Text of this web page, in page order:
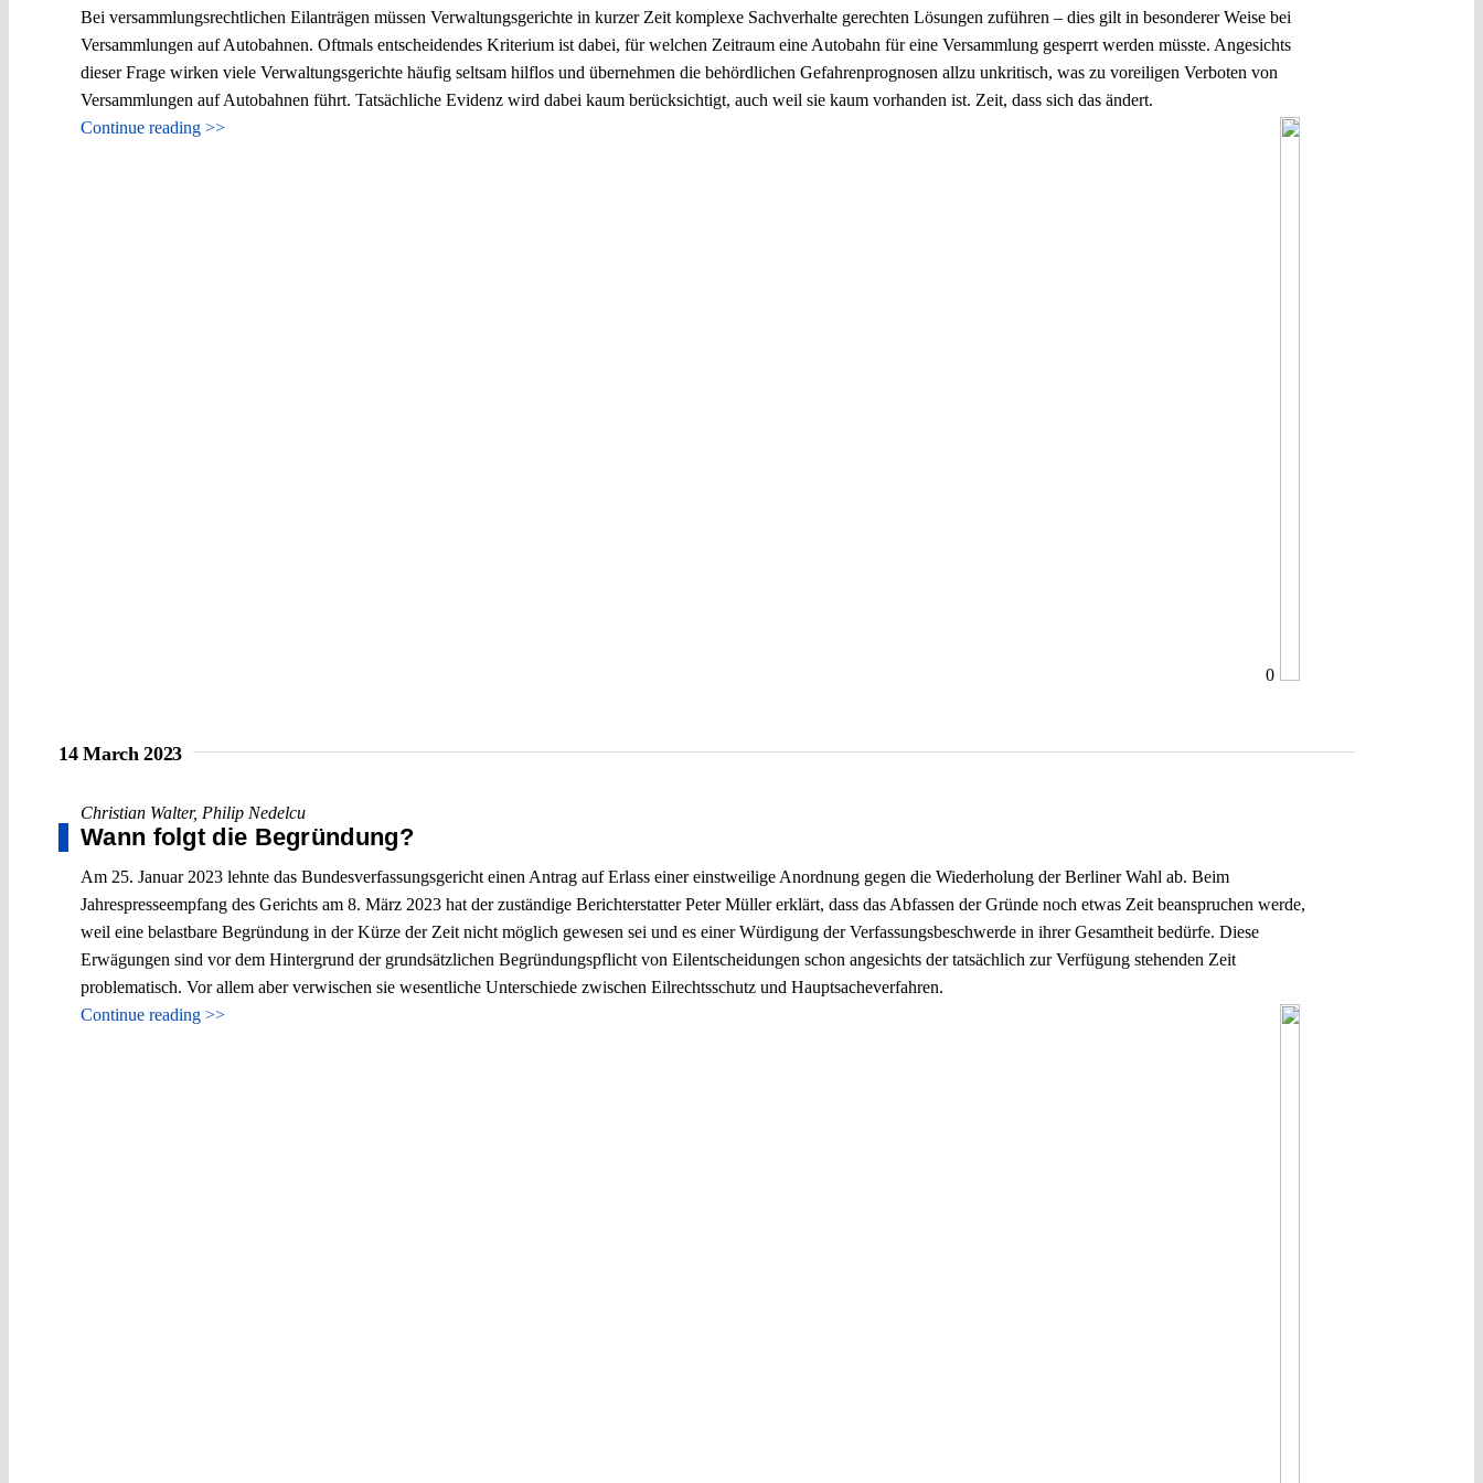
Bei versammlungsrechtlichen Eilanträgen müssen Verwaltungsgerichte in kurzer Zeit komplexe Sachverhalte gerechten Lösungen zuführen – dies gilt in besonderer Weise bei
Versammlungen auf Autobahnen. Oftmals entscheidendes Kriterium ist dabei, für welchen Zeitraum eine Autobahn für eine Versammlung gesperrt werden müsste. Angesichts
dieser Frage wirken viele Verwaltungsgerichte häufig seltsam hilflos und übernehmen die behördlichen Gefahrenprognosen allzu unkritisch, was zu voreiligen Verboten von
Versammlungen auf Autobahnen führt. Tatsächliche Evidenz wird dabei kaum berücksichtigt, auch weil sie kaum vorhanden ist. Zeit, dass sich das ändert.
Continue reading >>
0
14 March 2023
Christian Walter, Philip Nedelcu
Wann folgt die Begründung?
Am 25. Januar 2023 lehnte das Bundesverfassungsgericht einen Antrag auf Erlass einer einstweilige Anordnung gegen die Wiederholung der Berliner Wahl ab. Beim
Jahrespresseempfang des Gerichts am 8. März 2023 hat der zuständige Berichterstatter Peter Müller erklärt, dass das Abfassen der Gründe noch etwas Zeit beanspruchen werde,
weil eine belastbare Begründung in der Kürze der Zeit nicht möglich gewesen sei und es einer Würdigung der Verfassungsbeschwerde in ihrer Gesamtheit bedürfe. Diese
Erwägungen sind vor dem Hintergrund der grundsätzlichen Begründungspflicht von Eilentscheidungen schon angesichts der tatsächlich zur Verfügung stehenden Zeit
problematisch. Vor allem aber verwischen sie wesentliche Unterschiede zwischen Eilrechtsschutz und Hauptsacheverfahren.
Continue reading >>